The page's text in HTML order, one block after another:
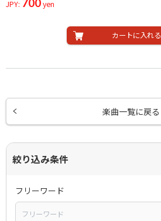
JPY: 700yen
カートに入れる
楽曲一覧に戻る
絞り込み条件
フリーワード